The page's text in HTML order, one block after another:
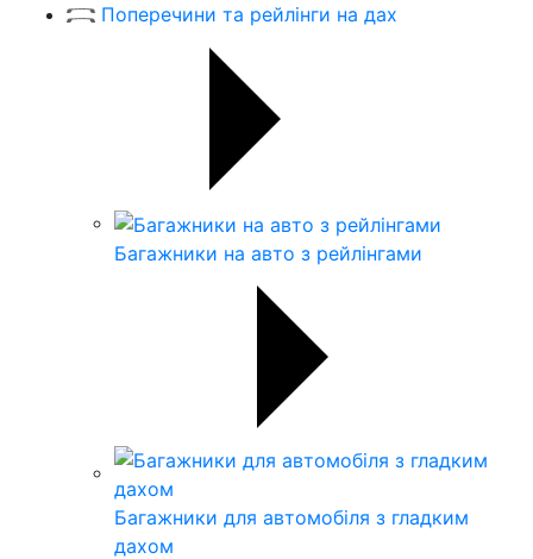
Поперечини та рейлінги на дах
Багажники на авто з рейлінгами
Багажники для автомобіля з гладким
дахом